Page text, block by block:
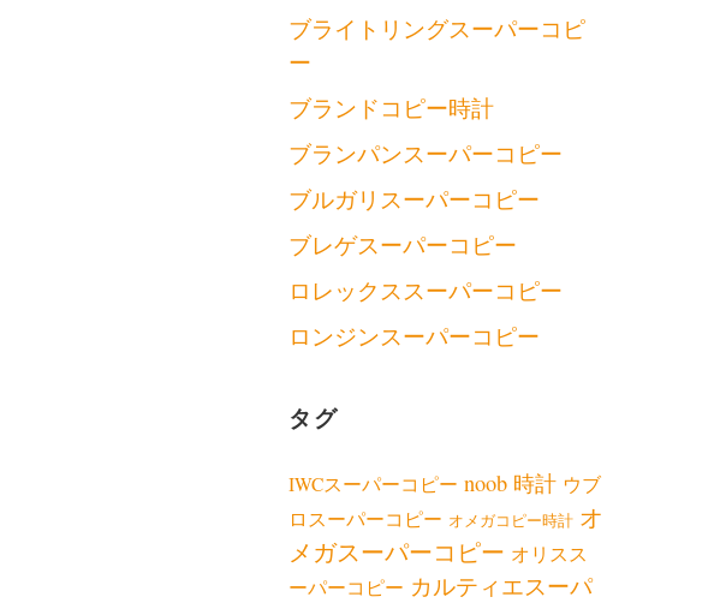
ブライトリングスーパーコピ
ー
ブランドコピー時計
ブランパンスーパーコピー
ブルガリスーパーコピー
ブレゲスーパーコピー
ロレックススーパーコピー
ロンジンスーパーコピー
タグ
IWCスーパーコピー noob 時計 ウブ
ロスーパーコピー オメガコピー時計 オ
メガスーパーコピー オリスス
ーパーコピー カルティエスーパ